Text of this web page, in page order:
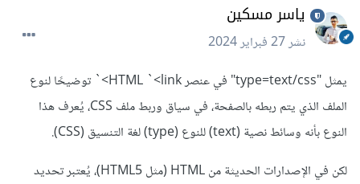
ياسر مسكين
نشر27 فبراير 2024
يمثل "type=text/css" في عنصر HTML `<link>` توضيحًا لنوع
الملف الذي يتم ربطه بالصفحة، في سياق وربط ملف CSS، يُعرف هذا
النوع بأنه وسائط نصية (text) للنوع (type) لغة التنسيق (CSS).
لكن في الإصدارات الحديثة من HTML (مثل HTML5)، يُعتبر تحديد